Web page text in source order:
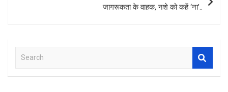
जागरूकता के वाहक, नशे को कहें ‘ना’..
a